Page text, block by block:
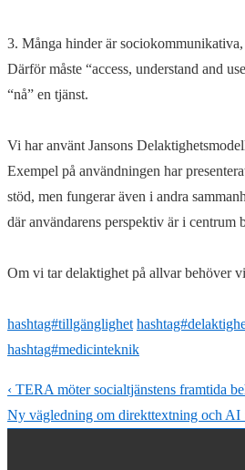
3. Många hinder är
Därför måste “access, understand and
“nå” en tjänst.
Vi har använt Jansons
Exempel på användningen har
stöd, men fungerar även i andra
där användarens perspektiv är i
Om vi tar delaktighet på allvar behöver
hashtag#tillgänglighet
hashtag#medicinteknik
Inläggsnavigering
Föregående
inlägg
‹ TERA möter socialtjänstens framtida
Nästa
Ny vägledning om direkttextning och AI